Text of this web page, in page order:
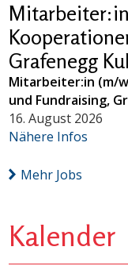
Grafenegg
Mitarbeiter:in (m/
und Fundraising,
16. August 2026
Nähere Infos
Mehr Jobs
Kalender